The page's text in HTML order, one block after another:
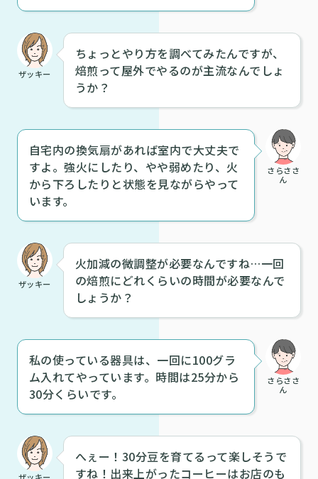
ザッキー
ちょっとやり方を調べてみたんですが、
焙煎って屋外でやるのが主流なんでしょ
うか？
さらささ
ん
自宅内の換気扇があれば室内で大丈夫で
すよ。強火にしたり、やや弱めたり、火
から下ろしたりと状態を見ながらやって
います。
ザッキー
火加減の微調整が必要なんですね…一回
の焙煎にどれくらいの時間が必要なんで
しょうか？
さらささ
ん
私の使っている器具は、一回に100グラ
ム入れてやっています。時間は25分から
30分くらいです。
ザッキー
へぇー！30分豆を育てるって楽しそうで
すね！出来上がったコーヒーはお店のも